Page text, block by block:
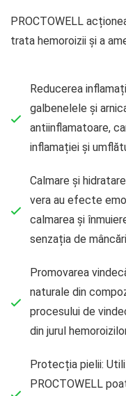
PROCTOWELL
trata hemoroizii și a
Reducerea
galbenelele și
antiinflamatoare,
inflamației și
Calmare și
vera au efecte
calmarea și
senzația de
Promovarea
naturale din
procesului de
din jurul
Protecția pielii:
PROCTOWELL